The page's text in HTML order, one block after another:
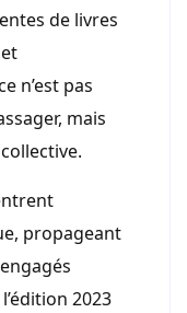
de livres
n’est pas
mais
propageant
2023